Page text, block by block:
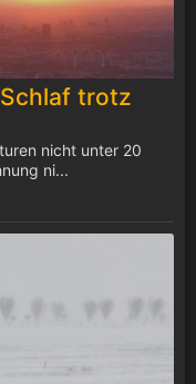
trotz
nicht unter 20
ni...